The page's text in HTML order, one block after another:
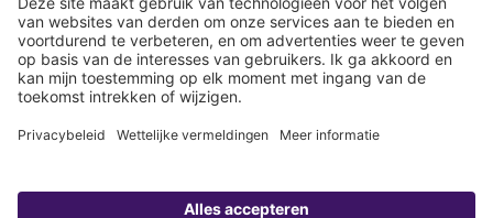
Abonneert u zich op onze nieuwsbrief
Nu aanmelden